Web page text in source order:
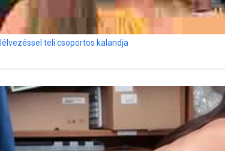
teli csoportos kalandja